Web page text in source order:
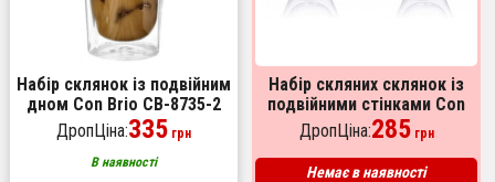
Набір склянок із подвійним
дном Con Brio CB-8735-2
350 мл 2 шт, прозорі чашки
з подвійними стінками
ДропЦіна:335 грн
В наявності
Набір скляних склянок із
подвійними стінками Con
Brio СВ-8335-2, 2шт, 350мл,
прозорі склянки
ДропЦіна:285грн
Немає в наявності